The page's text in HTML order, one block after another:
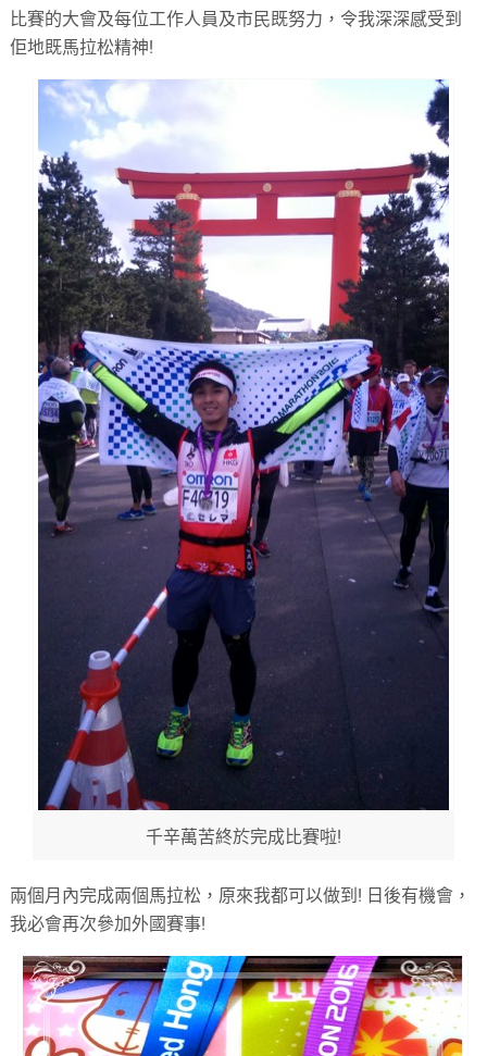
比賽的大會及每位工作人員及市民既努力，令我深深感受到
佢地既馬拉松精神!
千辛萬苦終於完成比賽啦!
兩個月內完成兩個馬拉松，原來我都可以做到 ! 日後有機會，
我必會再次參加外國賽事!